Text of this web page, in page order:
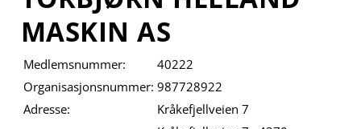
MASKIN AS
Medlemsnummer:
40222
Organisasjonsnummer: 987728922
Adresse:
Kråkefjellveien 7